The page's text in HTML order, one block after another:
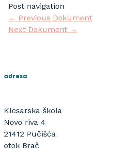
Post navigation
← Previous Dokument
Next Dokument →
adresa
Klesarska škola
Novo riva 4
21412 Pučišća
otok Brač